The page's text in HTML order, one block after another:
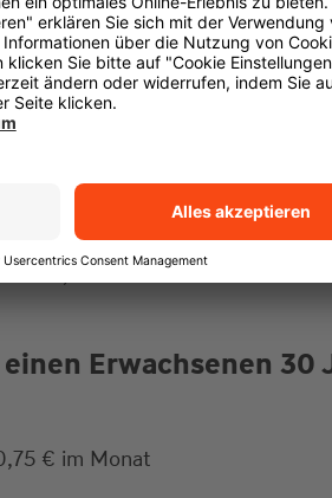
beeinflussen können.
Kind 13 Jahre alt
€ im Monat
€ im Monat
ab 29,51 € im Monat
Erwachsenen 30
€ im Monat